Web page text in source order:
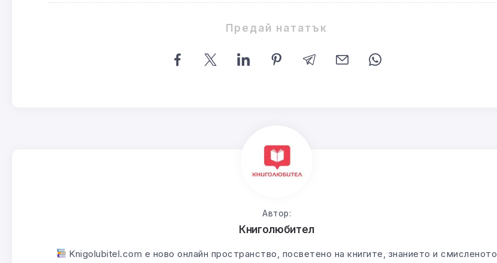
Предай нататък
Автор:
Книголюбител
Knigolubitel.com е ново онлайн пространство, посветено на книгите, знанието и смисленото